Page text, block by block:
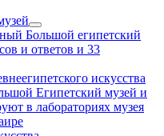
Большой египетский
и ответов и 33
искусства
Египетский музей и
в лабораториях музея